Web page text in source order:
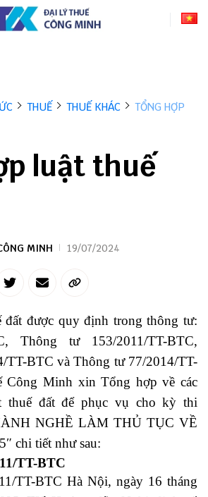
THUẾ THUẾ KHÁC
TỔNG HỢP
luật thuế
MINH 19/07/2024
đất được quy định trong thông tư:
Thông tư 153/2011/TT-BTC,
TT-BTC và Thông tư 77/2014/TT-
Minh xin Tổng hợp về các
thuế đất để phục vụ cho kỳ thi
NGHỀ LÀM THỦ TỤC VỀ
chi tiết như sau:
TT-BTC
TT-BTC Hà Nội, ngày 16 tháng